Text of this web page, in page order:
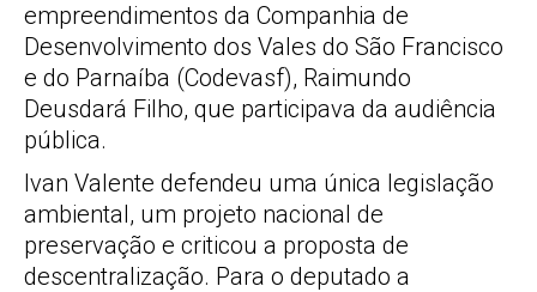
empreendimentos da Companhia de
Desenvolvimento dos Vales do São Francisco
e do Parnaíba (Codevasf), Raimundo
Deusdará Filho, que participava da audiência
pública.
Ivan Valente defendeu uma única legislação
ambiental, um projeto nacional de
preservação e criticou a proposta de
descentralização. Para o deputado a